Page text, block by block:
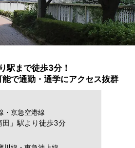
駅まで徒歩3分！
で通勤・通学にアクセス抜群
・京急空港線
田」駅より徒歩3分